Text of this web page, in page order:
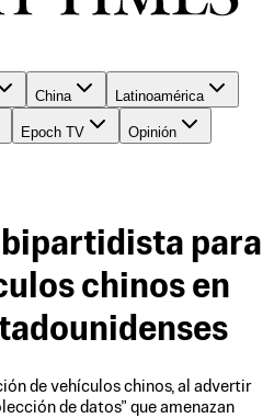
China Latinoamérica
Epoch TV Opinión
para
chinos en
de vehículos chinos, al advertir
de datos” que amenazan